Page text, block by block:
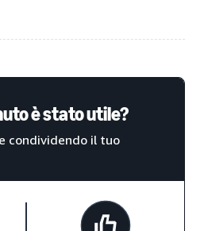
è stato utile?
condividendo il tuo